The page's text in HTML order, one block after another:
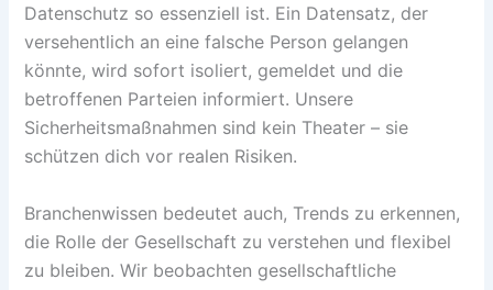
Datenschutz so essenziell ist. Ein Datensatz, der
versehentlich an eine falsche Person gelangen
könnte, wird sofort isoliert, gemeldet und die
betroffenen Parteien informiert. Unsere
Sicherheitsmaßnahmen sind kein Theater – sie
schützen dich vor realen Risiken.
Branchenwissen bedeutet auch, Trends zu erkennen,
die Rolle der Gesellschaft zu verstehen und flexibel
zu bleiben. Wir beobachten gesellschaftliche